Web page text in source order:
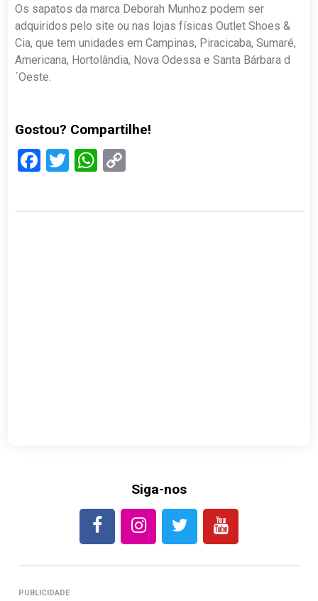
Os sapatos da marca Deborah Munhoz podem ser
adquiridos pelo site ou nas lojas físicas Outlet Shoes &
Cia, que tem unidades em Campinas, Piracicaba, Sumaré,
Americana, Hortolândia, Nova Odessa e Santa Bárbara d
´Oeste.
Gostou? Compartilhe!
Facebook
TwitterWhatsApp
Siga-nos
PUBLICIDADE